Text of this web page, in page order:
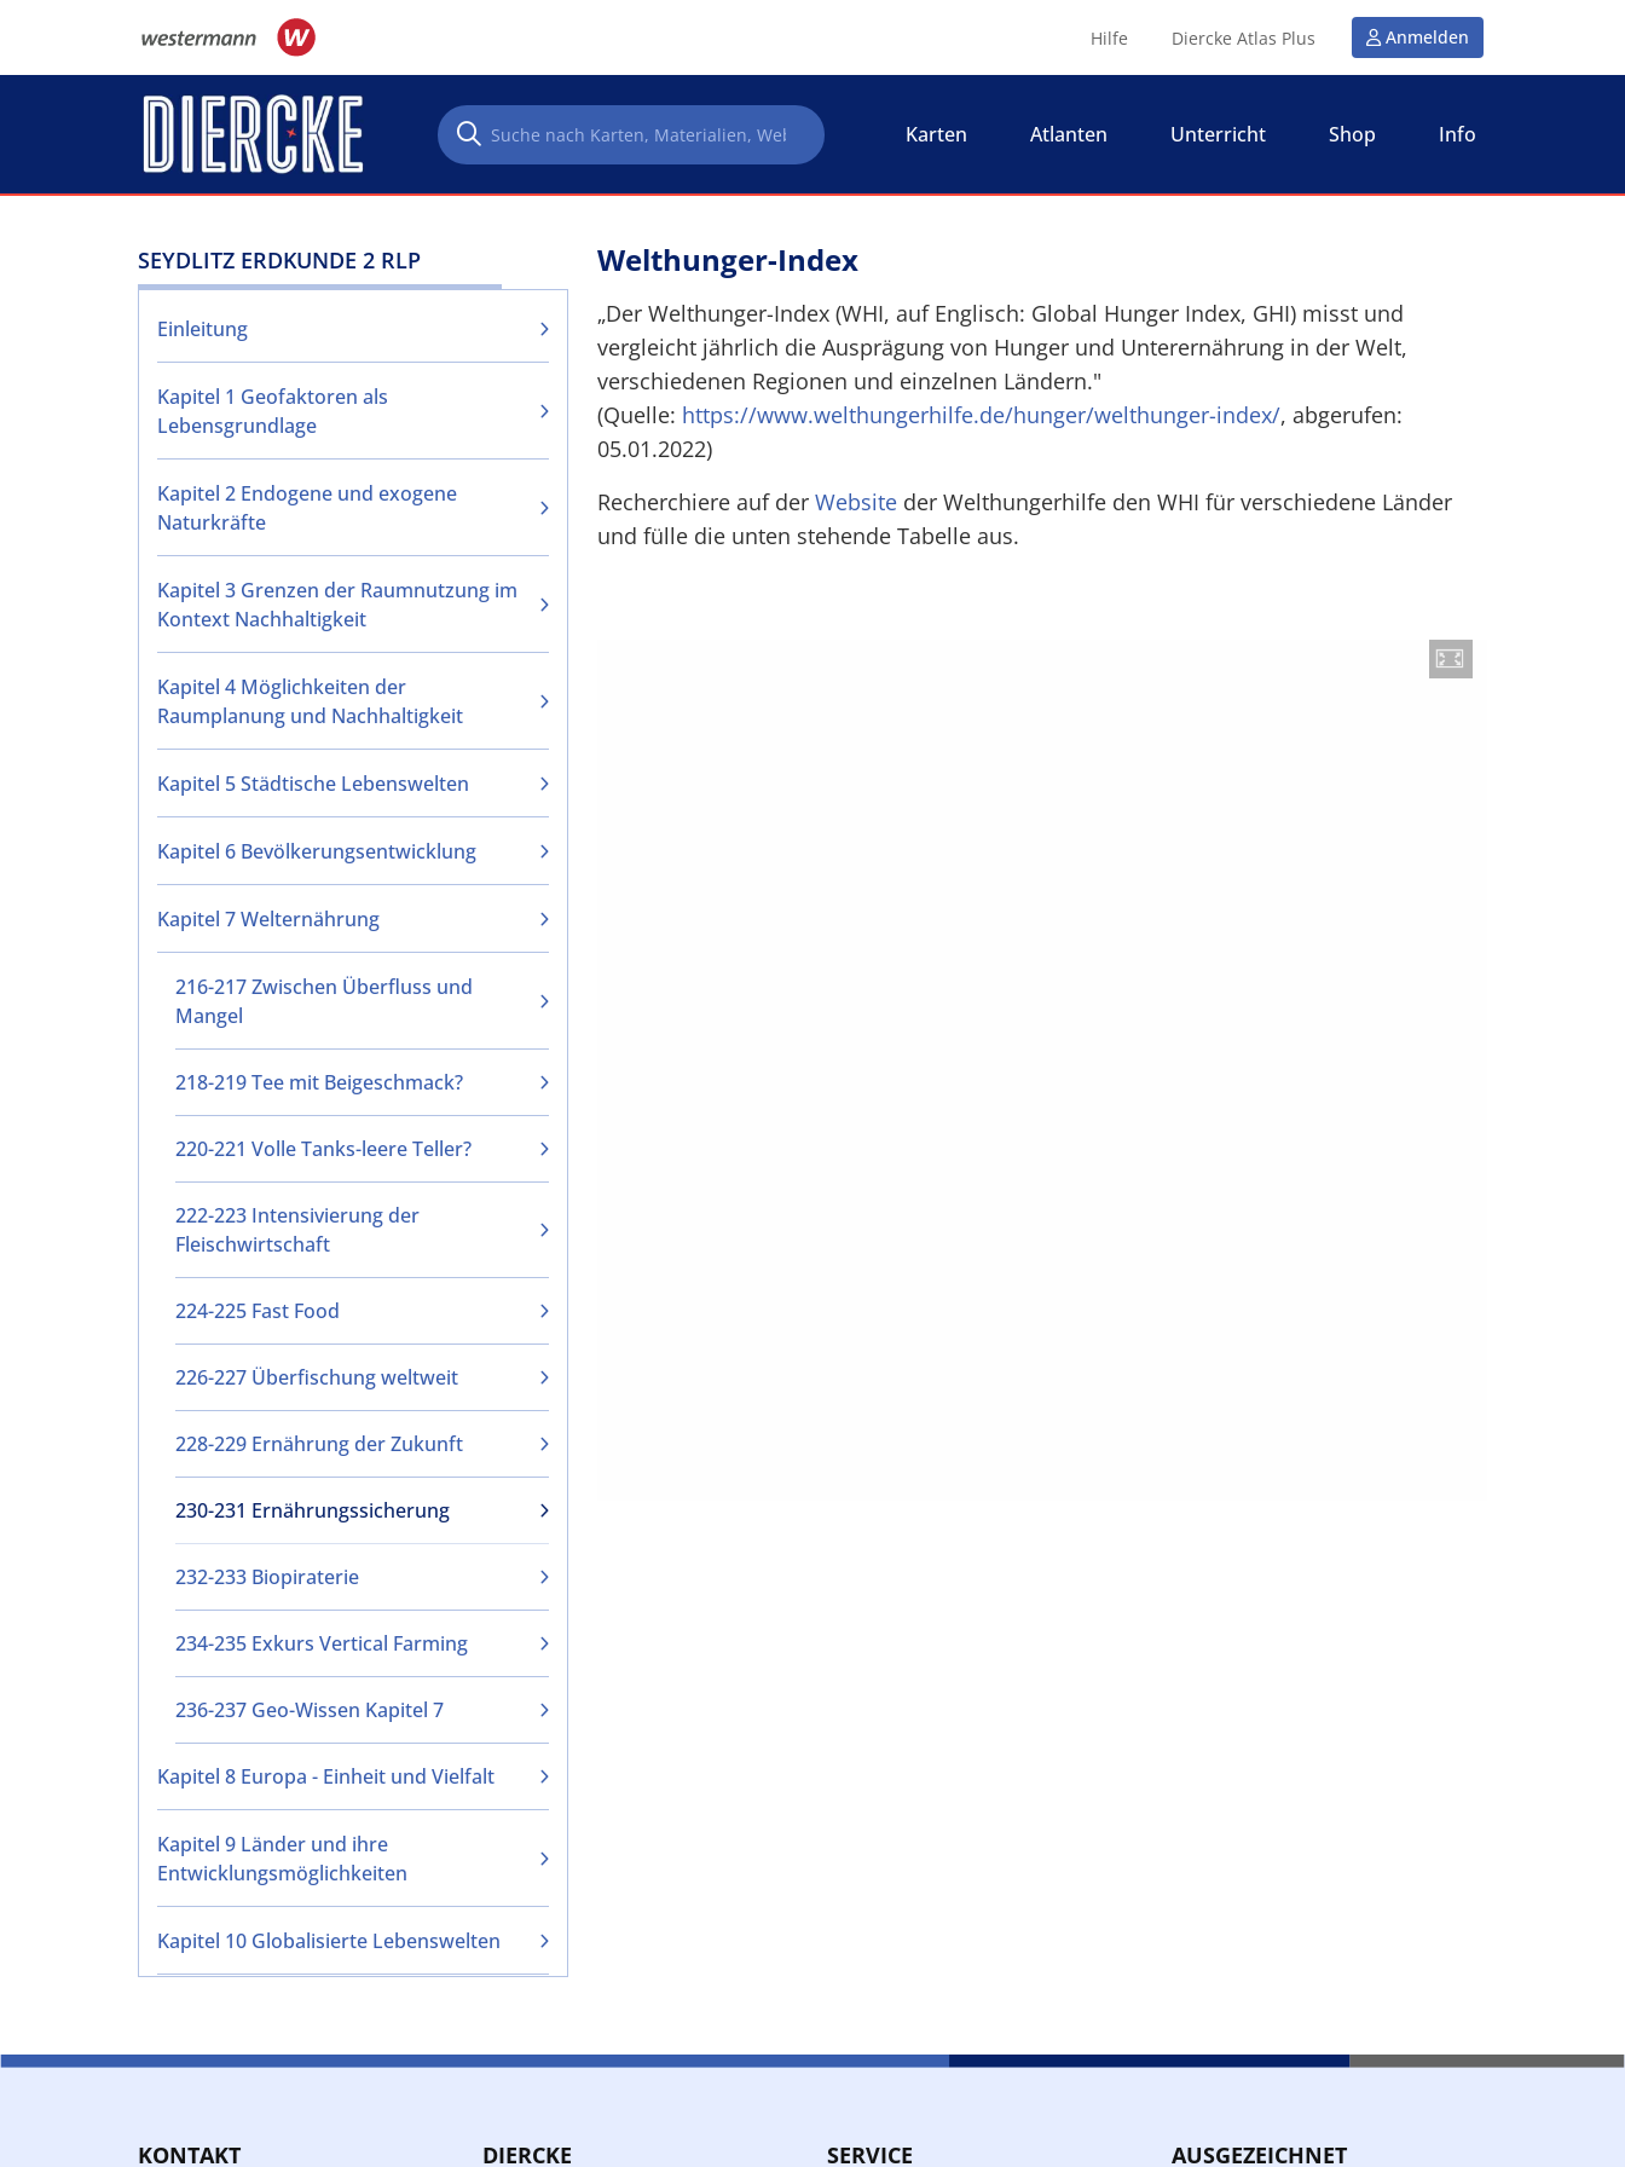
Hilfe Diercke Atlas Plus Anmelden
Karten Atlanten Unterricht Shop Info
SEYDLITZ ERDKUNDE 2 RLP
Einleitung
Kapitel 1 Geofaktoren als
Lebensgrundlage
Kapitel 2 Endogene und exogene
Naturkräfte
Kapitel 3 Grenzen der Raumnutzung im
Kontext Nachhaltigkeit
Kapitel 4 Möglichkeiten der
Raumplanung und Nachhaltigkeit
Kapitel 5 Städtische Lebenswelten
Kapitel 6 Bevölkerungsentwicklung
Kapitel 7 Welternährung
216-217 Zwischen Überfluss und
Mangel
218-219 Tee mit Beigeschmack?
220-221 Volle Tanks-leere Teller?
222-223 Intensivierung der
Fleischwirtschaft
224-225 Fast Food
226-227 Überfischung weltweit
228-229 Ernährung der Zukunft
230-231 Ernährungssicherung
232-233 Biopiraterie
234-235 Exkurs Vertical Farming
236-237 Geo-Wissen Kapitel 7
Kapitel 8 Europa - Einheit und Vielfalt
Kapitel 9 Länder und ihre
Entwicklungsmöglichkeiten
Kapitel 10 Globalisierte Lebenswelten
Welthunger-Index
„Der Welthunger-Index (WHI, auf Englisch: Global Hunger Index, GHI) misst und
vergleicht jährlich die Ausprägung von Hunger und Unterernährung in der Welt,
verschiedenen Regionen und einzelnen Ländern."
(Quelle: https://www.welthungerhilfe.de/hunger/welthunger-index/, abgerufen:
05.01.2022)
Recherchiere auf der Website der Welthungerhilfe den WHI für verschiedene Länder
und fülle die unten stehende Tabelle aus.
KONTAKT DIERCKE SERVICE AUSGEZEICHNET